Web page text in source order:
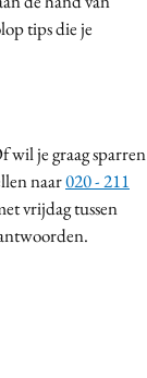
tips die je
wil je graag sparren
naar020 - 211
vrijdag tussen